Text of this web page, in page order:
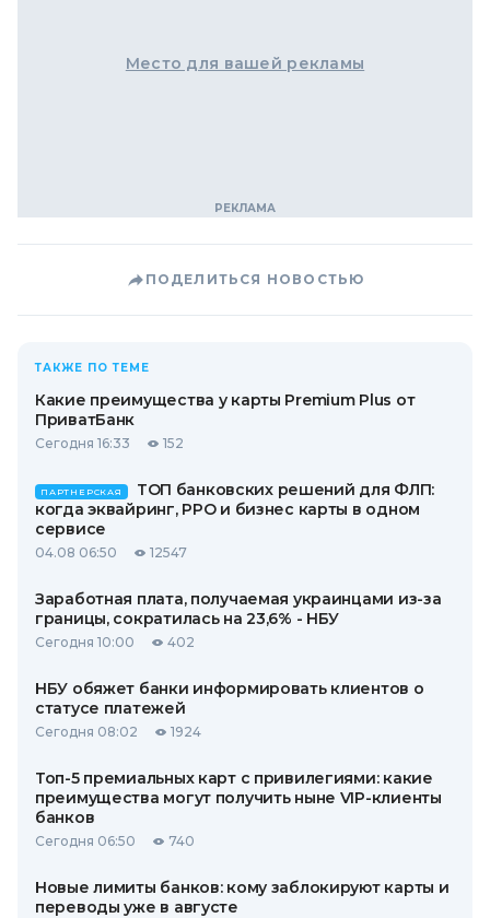
Место для вашей рекламы
ПОДЕЛИТЬСЯ НОВОСТЬЮ
ТАКЖЕ ПО ТЕМЕ
Какие преимущества у карты Premium Plus от
ПриватБанк
Сегодня 16:33 152
ПАРТНЕРСКАЯ
ТОП банковских решений для ФЛП:
когда эквайринг, РРО и бизнес карты в одном
сервисе
04.08 06:50 12547
Заработная плата, получаемая украинцами из-за
границы, сократилась на 23,6% - НБУ
Сегодня 10:00 402
НБУ обяжет банки информировать клиентов о
статусе платежей
Сегодня 08:02 1924
Топ-5 премиальных карт с привилегиями: какие
преимущества могут получить ныне VIP-клиенты
банков
Сегодня 06:50 740
Новые лимиты банков: кому заблокируют карты и
переводы уже в августе